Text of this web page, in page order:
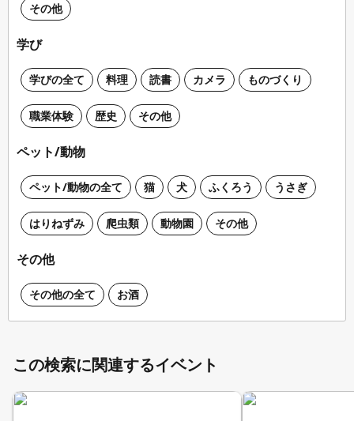
その他
学び
学びの全て 料理 読書 カメラ ものづくり
職業体験 歴史 その他
ペット/動物
ペット/動物の全て 猫 犬 ふくろう うさぎ
はりねずみ 爬虫類 動物園 その他
その他
その他の全て お酒
この検索に関連するイベント